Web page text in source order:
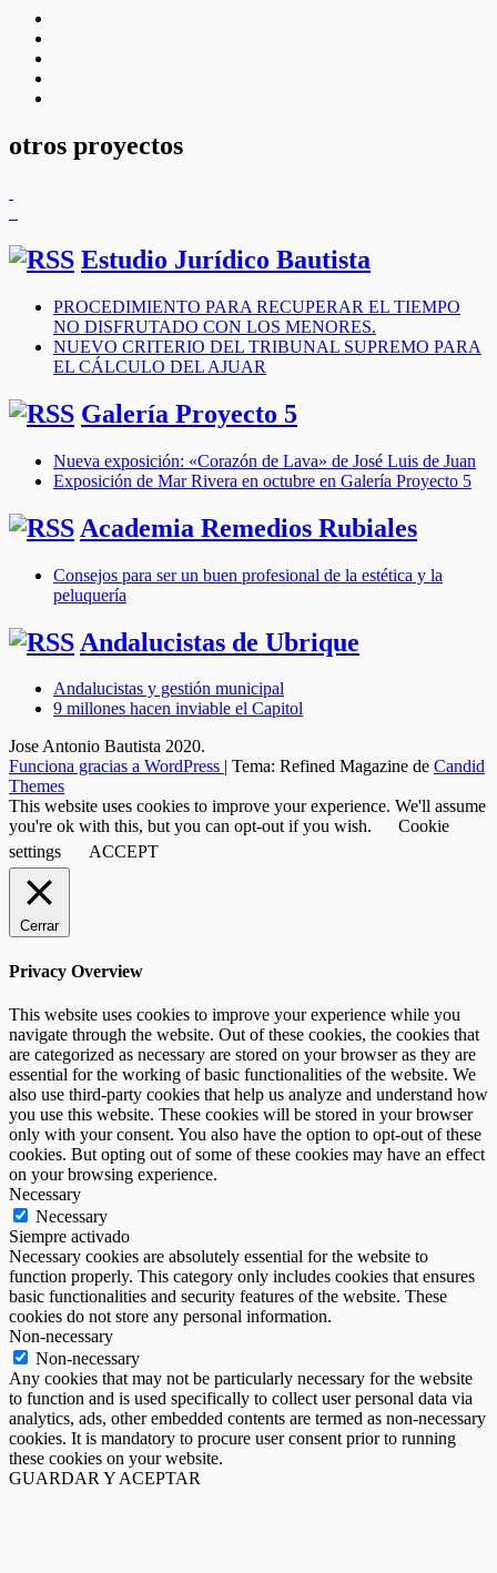
otros proyectos
Estudio Jurídico Bautista
PROCEDIMIENTO PARA RECUPERAR EL TIEMPO
NO DISFRUTADO CON LOS MENORES.
NUEVO CRITERIO DEL TRIBUNAL SUPREMO PARA
EL CÁLCULO DEL AJUAR
Galería Proyecto 5
Nueva exposición: «Corazón de Lava» de José Luis de Juan
Exposición de Mar Rivera en octubre en Galería Proyecto 5
Academia Remedios Rubiales
Consejos para ser un buen profesional de la estética y la
peluquería
Andalucistas de Ubrique
Andalucistas y gestión municipal
9 millones hacen inviable el Capitol
Jose Antonio Bautista 2020.
Funciona gracias a WordPress
Tema: Refined Magazine de Candid
Themes
This website uses cookies to improve your experience. We'll assume
you're ok with this, but you can opt-out if you wish.
Cookie
settings
ACCEPT
Cerrar
Privacy Overview
This website uses cookies to improve your experience while you
navigate through the website. Out of these cookies, the cookies that
are categorized as necessary are stored on your browser as they are
essential for the working of basic functionalities of the website. We
also use third-party cookies that help us analyze and understand how
you use this website. These cookies will be stored in your browser
only with your consent. You also have the option to opt-out of these
cookies. But opting out of some of these cookies may have an effect
on your browsing experience.
Necessary
Necessary
Siempre activado
Necessary cookies are absolutely essential for the website to
function properly. This category only includes cookies that ensures
basic functionalities and security features of the website. These
cookies do not store any personal information.
Non-necessary
Non-necessary
Any cookies that may not be particularly necessary for the website
to function and is used specifically to collect user personal data via
analytics, ads, other embedded contents are termed as non-necessary
cookies. It is mandatory to procure user consent prior to running
these cookies on your website.
GUARDAR Y ACEPTAR